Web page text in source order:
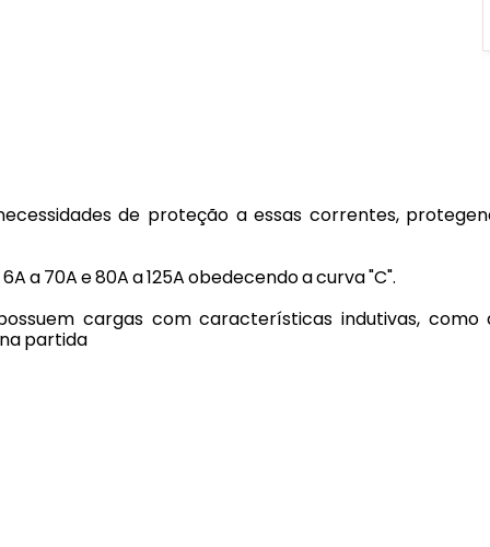
de proteção a essas correntes,
a 70A e 80A a 125A obedecendo a curva "C".
cargas com características indutivas,
partida